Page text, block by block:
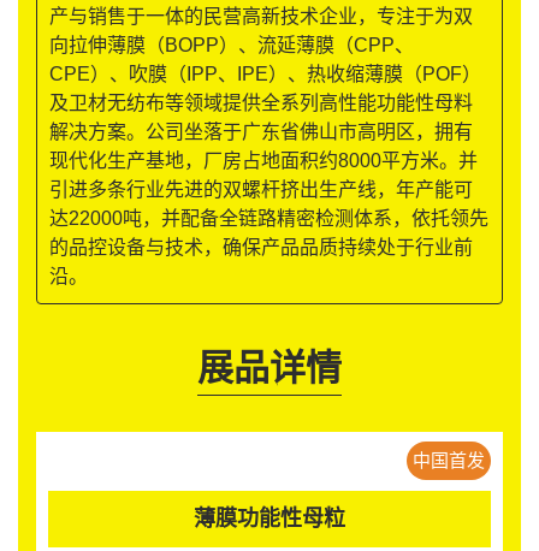
产与销售于一体的民营高新技术企业，专注于为双
向拉伸薄膜（BOPP）、流延薄膜（CPP、
CPE）、吹膜（IPP、IPE）、热收缩薄膜（POF）
及卫材无纺布等领域提供全系列高性能功能性母料
解决方案。公司坐落于广东省佛山市高明区，拥有
现代化生产基地，厂房占地面积约8000平方米。并
引进多条行业先进的双螺杆挤出生产线，年产能可
达22000吨，并配备全链路精密检测体系，依托领先
的品控设备与技术，确保产品品质持续处于行业前
沿。
展品详情
中国首发
薄膜功能性母粒